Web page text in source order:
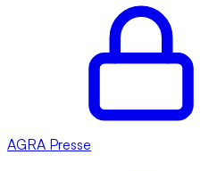
AGRA Presse